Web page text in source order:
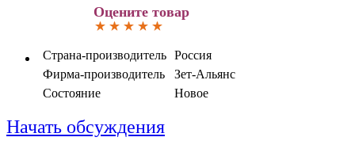
Оцените товар
Страна-производитель Россия
Фирма-производитель
Зет-Альянс
Состояние
Новое
Начать обсуждения